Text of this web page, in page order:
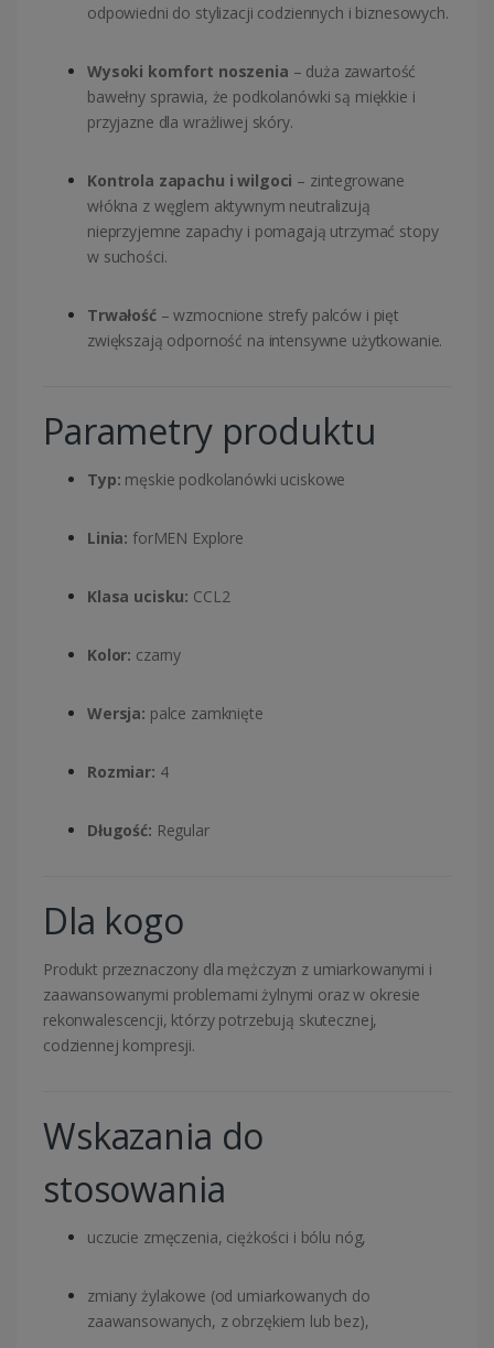
odpowiedni do stylizacji codziennych i biznesowych.
Wysoki komfort noszenia – duża zawartość
bawełny sprawia, że podkolanówki są miękkie i
przyjazne dla wrażliwej skóry.
Kontrola zapachu i wilgoci – zintegrowane
włókna z węglem aktywnym neutralizują
nieprzyjemne zapachy i pomagają utrzymać stopy
w suchości.
Trwałość– wzmocnione strefy palców i pięt
zwiększają odporność na intensywne użytkowanie.
Parametry produktu
Typ: męskie podkolanówki uciskowe
Linia: forMEN Explore
Klasa ucisku: CCL2
Kolor: czarny
Wersja: palce zamknięte
Rozmiar: 4
Długość: Regular
Dla kogo
Produkt przeznaczony dla mężczyzn z umiarkowanymi i
zaawansowanymi problemami żylnymi oraz w okresie
rekonwalescencji, którzy potrzebują skutecznej,
codziennej kompresji.
Wskazania do
stosowania
uczucie zmęczenia, ciężkości i bólu nóg,
zmiany żylakowe (od umiarkowanych do
zaawansowanych, z obrzękiem lub bez),